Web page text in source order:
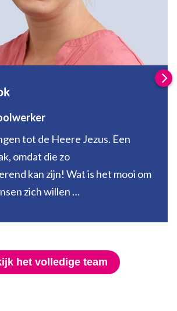
tot de Heere Jezus. Een
omdat die zo
kan zijn! Wat is het mooi om
zich willen …
het volledige team